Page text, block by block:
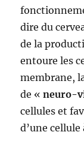
dire du
de la
entoure les
membrane,
de «neuro-
cellules et
d’une cellule